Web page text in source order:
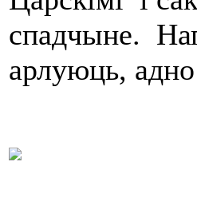
спадчыне.
арлуюць,